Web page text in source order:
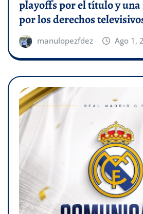
playoffs por el título y
por los derechos
manulopezfdez Ago 1,